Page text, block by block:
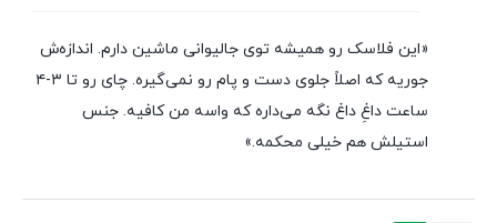
«این فلاسک رو همیشه توی جالیوانی ماشین دارم. اندازه‌ش
جوریه که اصلاً جلوی دست و پام رو نمی‌گیره. چای رو تا ۳-۴
ساعت داغِ داغ نگه می‌داره که واسه من کافیه. جنس
استیلش هم خیلی محکمه.»